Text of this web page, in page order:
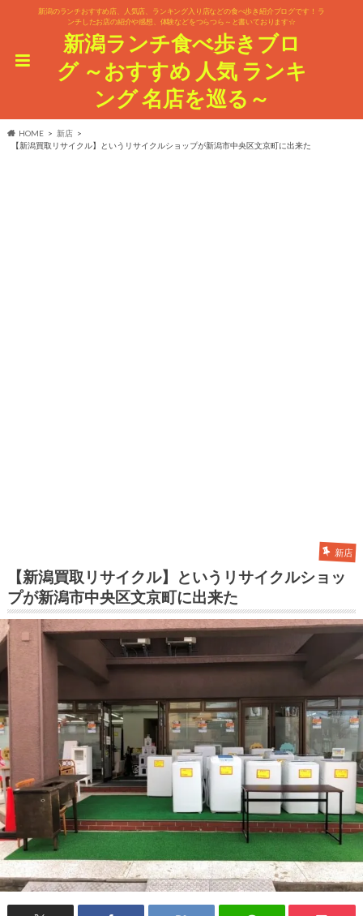
新潟のランチおすすめ店、人気店、ランキング入り店などの食べ歩き紹介ブログです！ ラ
ンチしたお店の紹介や感想、体験などをつらつら～と書いております☆
新潟ランチ食べ歩きブロ
グ ～おすすめ 人気 ランキ
ング 名店を巡る～
HOME
新店
【新潟買取リサイクル】というリサイクルショップが新潟市中央区文京町に出来た
新店
【新潟買取リサイクル】というリサイクルショッ
プが新潟市中央区文京町に出来た